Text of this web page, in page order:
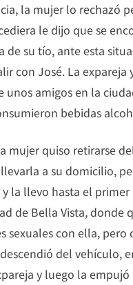
la mujer lo rechazó
le dijo que se
de su tío, ante esta
con José. La expareja
unos amigos en la
bebidas
mujer quiso retirarse
a su domicilio,
y la llevo hasta el
de Bella Vista, donde
sexuales con ella, pero
del vehículo,
y luego la